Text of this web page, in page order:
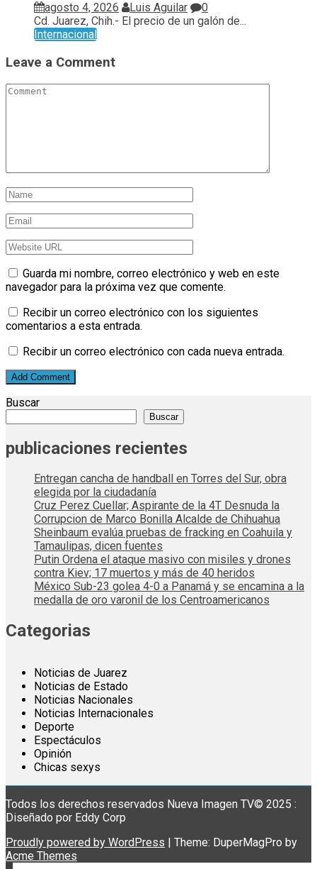
agosto 4, 2026 Luis Aguilar
0
Cd. Juarez, Chih.- El precio de un galón de...
Internacional
Leave a Comment
Guarda mi nombre, correo electrónico y web en este
navegador para la próxima vez que comente.
Recibir un correo electrónico con los siguientes
comentarios a esta entrada.
Recibir un correo electrónico con cada nueva entrada.
Buscar
Buscar
publicaciones recientes
Entregan cancha de handball en Torres del Sur, obra
elegida por la ciudadanía
Cruz Perez Cuellar; Aspirante de la 4T Desnuda la
Corrupcion de Marco Bonilla Alcalde de Chihuahua
Sheinbaum evalúa pruebas de fracking en Coahuila y
Tamaulipas, dicen fuentes
Putin Ordena el ataque masivo con misiles y drones
contra Kiev; 17 muertos y más de 40 heridos
México Sub-23 golea 4-0 a Panamá y se encamina a la
medalla de oro varonil de los Centroamericanos
Categorias
Noticias de Juarez
Noticias de Estado
Noticias Nacionales
Noticias Internacionales
Deporte
Espectáculos
Opinión
Chicas sexys
Todos los derechos reservados Nueva Imagen TV© 2025 :
Diseñado por Eddy Corp
Proudly powered by WordPress
Theme: DuperMagPro by
Acme Themes